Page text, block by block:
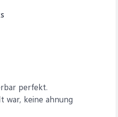
perfekt.
war, keine ahnung